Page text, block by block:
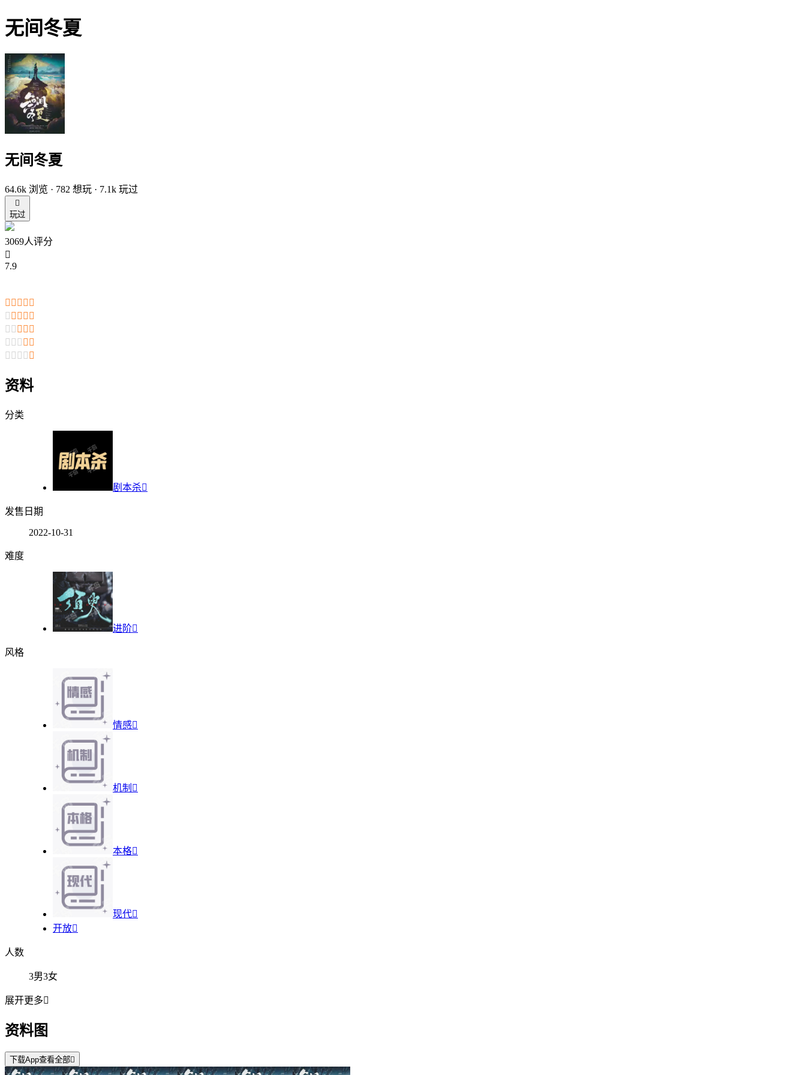
无间冬夏
无间冬夏
64.6k 浏览 · 782 想玩 · 7.1k 玩过

玩过
3069人评分

7.9
    
    
    
    
    
资料
分类
剧本杀
发售日期
2022-10-31
难度
进阶
风格
情感
机制 
本格
现代
开放
人数
3男3女
展开更多
资料图
下载App查看全部